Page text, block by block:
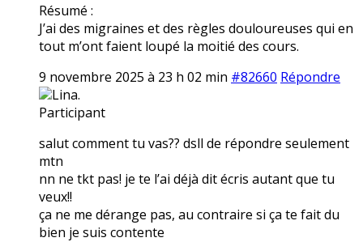
Résumé :
J’ai des migraines et des règles douloureuses qui en
tout m’ont faient loupé la moitié des cours.
9 novembre 2025 à 23 h 02 min #82660 Répondre
Lina.
Participant
salut comment tu vas?? dsll de répondre seulement
mtn
nn ne tkt pas! je te l’ai déjà dit écris autant que tu
veux!!
ça ne me dérange pas, au contraire si ça te fait du
bien je suis contente